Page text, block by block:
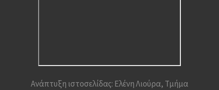
Ανάπτυξη ιστοσελίδας: Ελένη Λιούρα, Τμήμα